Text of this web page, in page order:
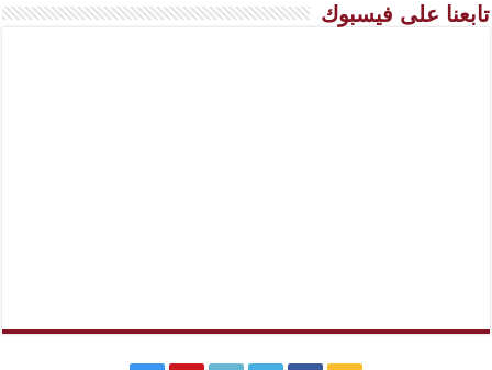
تابعنا على فيسبوك